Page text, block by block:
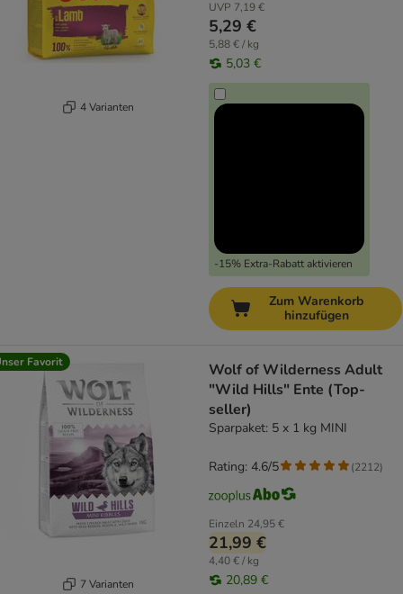
4 Varianten
UVP 7,19 €
5,29 €
5,88 € / kg
5,03 €
-15% Extra-Rabatt aktivieren
Zum Warenkorb
hinzufügen
Favorit
7 Varianten
Wolf of Wilderness Adult
"Wild Hills" Ente (Top-
seller)
Sparpaket: 5 x 1 kg MINI
Einzeln 24,95 €
21,99 €
4,40 € / kg
20,89 €
Rating: 4.6/5 (2212)